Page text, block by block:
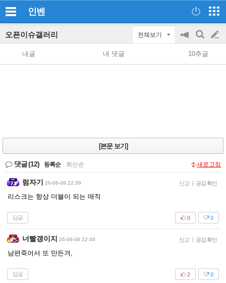
인벤
오픈이슈갤러리 전체보기
공
지
on/off
검
색
글
쓰
내글 내 댓글 10추글
[본문 보기]
댓글(12) 등록순 최신순 새로고침
럼자기 26-06-08 22:39 신고 | 공감 확인
리스크는 항상 더블이 되는 매직
답글 0
0
너빨갱이지 26-06-08 22:40 신고 | 공감 확인
남편죽어서 또 만든겨,
답글 0
2